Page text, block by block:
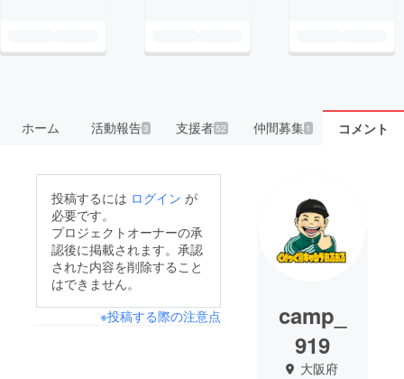
ホーム 活動報告3 支援者52 仲間募集 1 コメント
投稿するには ログイン が
必要です。
プロジェクトオーナーの承
認後に掲載されます。承認
された内容を削除すること
はできません。
※投稿する際の注意点
camp_
919
大阪府